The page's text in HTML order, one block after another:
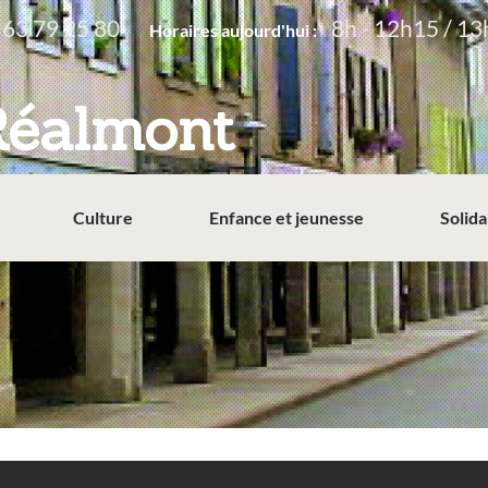
79 25 80 Horaires aujourd'hui : 8h - 12h15 /
Culture Enfance et jeunesse